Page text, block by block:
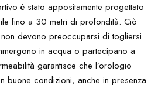
è stato appositamente progettato
fino a 30 metri di profondità. Ciò
devono preoccuparsi di togliersi
in acqua o partecipano a
garantisce che l’orologio
buone condizioni, anche in presenza